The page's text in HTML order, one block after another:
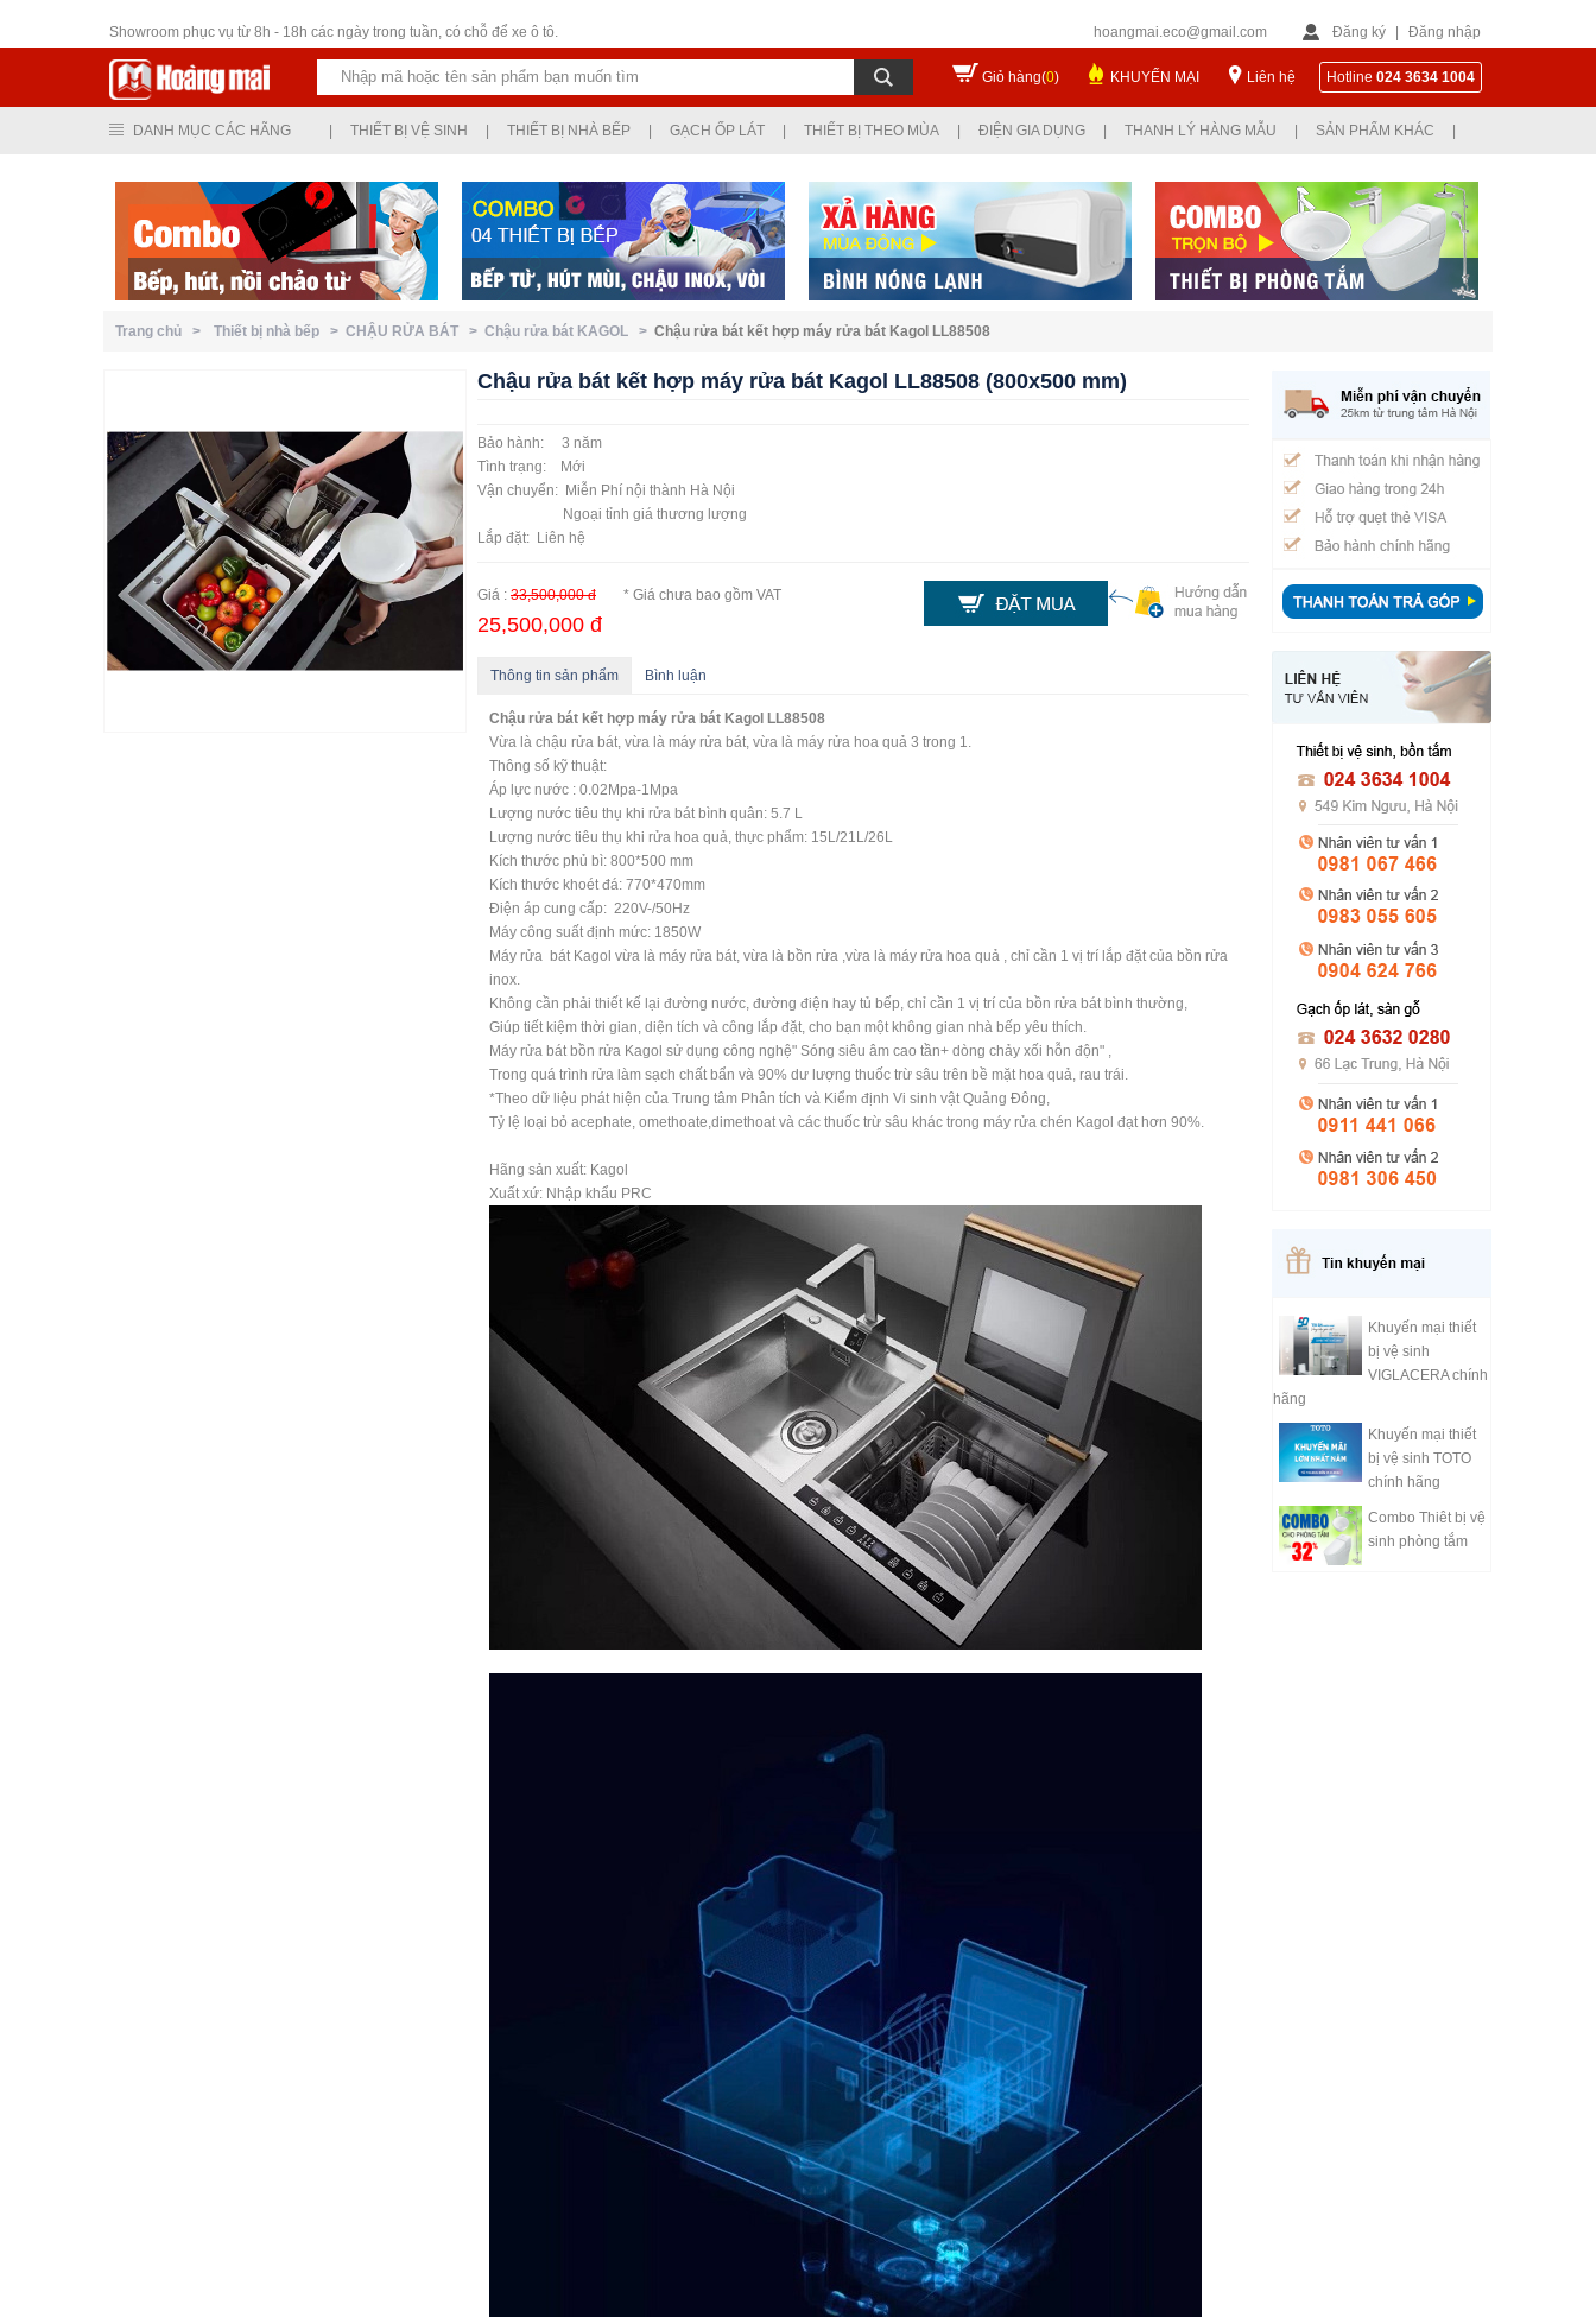
Showroom phục vụ từ 8h - 18h các ngày trong tuần, có chỗ để xe ô tô.
hoangmai.eco@gmail.com Đăng ký Đăng nhập
Giỏ hàng(0) KHUYẾN MẠI Liên hệ Hotline 024 3634 1004
DANH MỤC CÁC HÃNG THIẾT BỊ VỆ SINH THIẾT BỊ NHÀ BẾP GẠCH ỐP LÁT THIẾT BỊ THEO MÙA ĐIỆN GIA DỤNG THANH LÝ HÀNG MẪU SẢN PHẨM KHÁC
Trang chủ > Thiết bị nhà bếp > CHẬU RỬA BÁT > Chậu rửa bát KAGOL > Chậu rửa bát kết hợp máy rửa bát Kagol LL88508
Chậu rửa bát kết hợp máy rửa bát Kagol LL88508 (800x500 mm)
Bảo hành: 3 năm
Tình trạng: Mới
Vận chuyển: Miễn Phí nội thành Hà Nội
Ngoại tỉnh giá thương lượng
Lắp đặt: Liên hệ
Giá : 33,500,000 đ * Giá chưa bao gồm VAT
25,500,000 đ
Thông tin sản phẩm Bình luận
Chậu rửa bát kết hợp máy rửa bát Kagol LL88508
Vừa là chậu rửa bát, vừa là máy rửa bát, vừa là máy rửa hoa quả 3 trong 1.
Thông số kỹ thuật:
Áp lực nước : 0.02Mpa-1Mpa
Lượng nước tiêu thụ khi rửa bát bình quân: 5.7 L
Lượng nước tiêu thụ khi rửa hoa quả, thực phẩm: 15L/21L/26L
Kích thước phủ bì: 800*500 mm
Kích thước khoét đá: 770*470mm
Điện áp cung cấp: 220V-/50Hz
Máy công suất định mức: 1850W
Máy rửa bát Kagol vừa là máy rửa bát, vừa là bồn rửa ,vừa là máy rửa hoa quả , chỉ cần 1 vị trí lắp đặt của bồn rửa
inox.
Không cần phải thiết kế lại đường nước, đường điện hay tủ bếp, chỉ cần 1 vị trí của bồn rửa bát bình thường,
Giúp tiết kiệm thời gian, diện tích và công lắp đặt, cho bạn một không gian nhà bếp yêu thích.
Máy rửa bát bồn rửa Kagol sử dụng công nghệ" Sóng siêu âm cao tần+ dòng chảy xối hỗn độn" ,
Trong quá trình rửa làm sạch chất bẩn và 90% dư lượng thuốc trừ sâu trên bề mặt hoa quả, rau trái.
*Theo dữ liệu phát hiện của Trung tâm Phân tích và Kiểm định Vi sinh vật Quảng Đông,
Tỷ lệ loại bỏ acephate, omethoate,dimethoat và các thuốc trừ sâu khác trong máy rửa chén Kagol đạt hơn 90%.
Hãng sản xuất: Kagol
Xuất xứ: Nhập khẩu PRC
Khuyến mại thiết
bị vệ sinh
VIGLACERA chính
hãng
Khuyến mại thiết
bị vệ sinh TOTO
chính hãng
Combo Thiêt bị vệ
sinh phòng tắm